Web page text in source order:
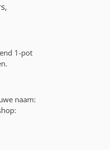
,
1-pot
naam: